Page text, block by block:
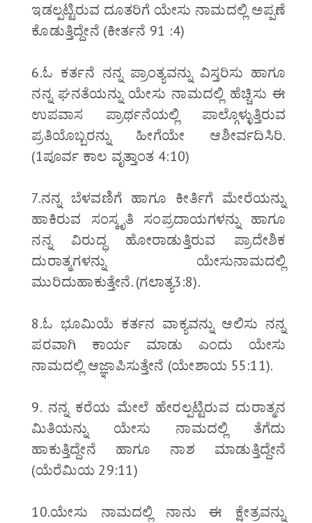
ಇಡಲ್ಪಟ್ಟಿರುವ ದೂತರಿಗೆ ಯೇಸು ನಾಮದಲ್ಲಿ ಅಪ್ಪಣೆ
ಕೊಡುತ್ತಿದ್ದೇನೆ (ಕೀರ್ತನೆ 91 :4)
6.ಓ ಕರ್ತನೆ ನನ್ನ ಪ್ರಾಂತ್ಯವನ್ನು ವಿಸ್ತರಿಸು ಹಾಗೂ
ನನ್ನ ಘನತೆಯನ್ನು ಯೇಸು ನಾಮದಲ್ಲಿ ಹೆಚ್ಚಿಸು ಈ
ಉಪವಾಸ ಪ್ರಾರ್ಥನೆಯಲ್ಲಿ ಪಾಲ್ಗೊಳ್ಳುತ್ತಿರುವ
ಪ್ರತಿಯೊಬ್ಬರನ್ನು ಹೀಗೆಯೇ ಆಶೀರ್ವದಿಸಿರಿ.
(1ಪೂರ್ವ ಕಾಲ ವೃತ್ತಾಂತ 4:10)
7.ನನ್ನ ಬೆಳವಣಿಗೆ ಹಾಗೂ ಕೀರ್ತಿಗೆ ಮೇರೆಯನ್ನು
ಹಾಕಿರುವ ಸಂಸ್ಕೃತಿ ಸಂಪ್ರದಾಯಗಳನ್ನು ಹಾಗೂ
ನನ್ನ ವಿರುದ್ಧ ಹೋರಾಡುತ್ತಿರುವ ಪ್ರಾದೇಶಿಕ
ದುರಾತ್ಮಗಳನ್ನು ಯೇಸುನಾಮದಲ್ಲಿ
ಮುರಿದುಹಾಕುತ್ತೇನೆ. (ಗಲಾತ್ಯ3:8).
8.ಓ ಭೂಮಿಯೆ ಕರ್ತನ ವಾಕ್ಯವನ್ನು ಆಲಿಸು ನನ್ನ
ಪರವಾಗಿ ಕಾರ್ಯ ಮಾಡು ಎಂದು ಯೇಸು
ನಾಮದಲ್ಲಿ ಆಜ್ಞಾಪಿಸುತ್ತೇನೆ (ಯೇಶಾಯ 55:11).
9. ನನ್ನ ಕರೆಯ ಮೇಲೆ ಹೇರಲ್ಪಟ್ಟಿರುವ ದುರಾತ್ಮನ
ಮಿತಿಯನ್ನು ಯೇಸು ನಾಮದಲ್ಲಿ ತೆಗೆದು
ಹಾಕುತ್ತಿದ್ದೇನೆ ಹಾಗೂ ನಾಶ ಮಾಡುತ್ತಿದ್ದೇನೆ
(ಯೆರೆಮಿಯ 29:11)
10.ಯೇಸು ನಾಮದಲ್ಲಿ ನಾನು ಈ ಕ್ಷೇತ್ರವನ್ನು